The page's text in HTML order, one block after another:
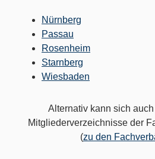
Nürnberg
Passau
Rosenheim
Starnberg
Wiesbaden
Alternativ kann sich
Mitgliederverzeichnisse der
(zu den